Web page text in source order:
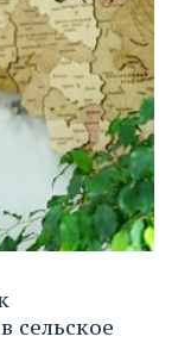
сельское